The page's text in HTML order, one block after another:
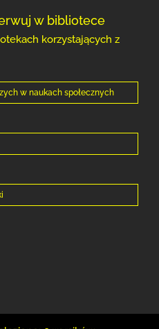
w bibliotece
korzystających z